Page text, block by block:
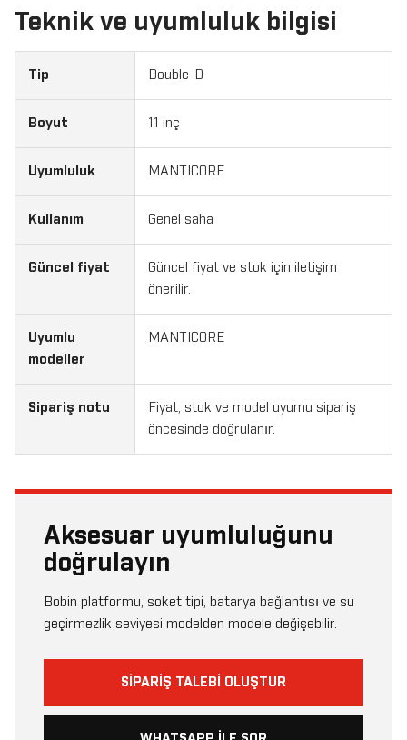
Teknik ve uyumluluk bilgisi
Tip Double-D
Boyut 11 inç
Uyumluluk MANTICORE
Kullanım Genel saha
Güncel fiyat
Güncel fiyat ve stok için iletişim
önerilir.
Uyumlu
modeller
MANTICORE
Sipariş notu
Fiyat, stok ve model uyumu sipariş
öncesinde doğrulanır.
Aksesuar uyumluluğunu
doğrulayın
Bobin platformu, soket tipi, batarya bağlantısı ve su
geçirmezlik seviyesi modelden modele değişebilir.
SIPARIŞ TALEBI OLUŞTUR